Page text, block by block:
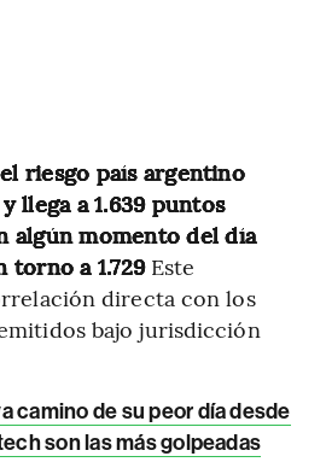
el riesgo país argentino
llega a 1.639 puntos
algún momento del día
torno a 1.729Este
directa con los
bajo jurisdicción
camino de su peor día desde
son las más golpeadas